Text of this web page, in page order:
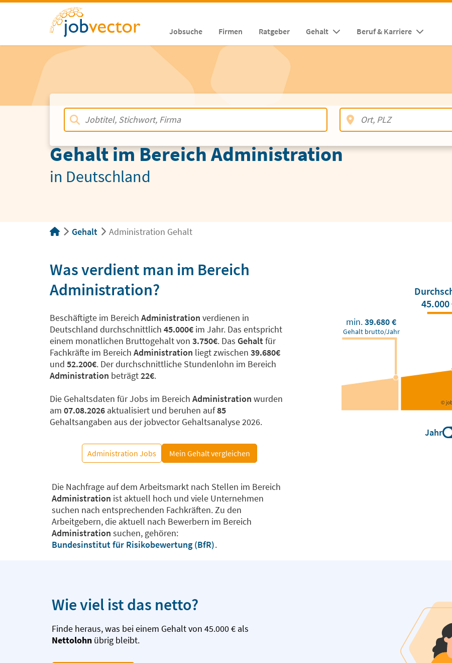
Jobsuche Firmen Ratgeber Gehalt Beruf & Karriere
Gehalt im Bereich Administration
in Deutschland
Gehalt Administration Gehalt
Was verdient man im Bereich
Administration?
Beschäftigte im Bereich Administration verdienen in
Deutschland durchschnittlich 45.000€ im Jahr. Das entspricht
einem monatlichen Bruttogehalt von 3.750€. Das Gehaltfür
Fachkräfte im Bereich Administration liegt zwischen 39.680€
und 52.200€. Der durchschnittliche Stundenlohn im Bereich
Administration beträgt22€.
Die Gehaltsdaten für Jobs im Bereich Administration wurden
am 07.08.2026 aktualisiert und beruhen auf85
Gehaltsangaben aus der jobvector Gehaltsanalyse 2026.
Administration Jobs Mein Gehalt vergleichen
45.000
min.39.680 €
Gehalt brutto/Jahr
Jahr
Die Nachfrage auf dem Arbeitsmarkt nach Stellen im Bereich
Administration ist aktuell hoch und viele Unternehmen
suchen nach entsprechenden Fachkräften. Zu den
Arbeitgebern, die aktuell nach Bewerbern im Bereich
Administration suchen, gehören:
Bundesinstitut für Risikobewertung (BfR).
Wie viel ist das netto?
Finde heraus, was bei einem Gehalt von 45.000 € als
Nettolohn übrig bleibt.